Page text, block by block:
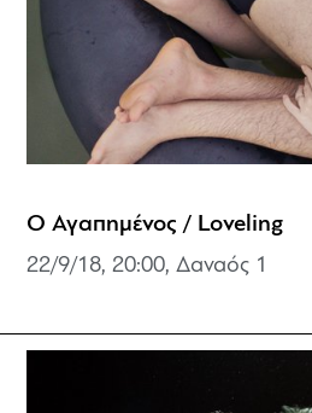
Ο Αγαπημένος / Loveling
22/9/18, 20:00, Δαναός 1